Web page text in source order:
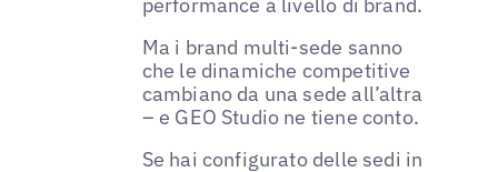
Ma i brand multi-sede sanno
che le dinamiche competitive
cambiano da una sede all’altra
– e GEO Studio ne tiene conto.
Se hai configurato delle sedi in